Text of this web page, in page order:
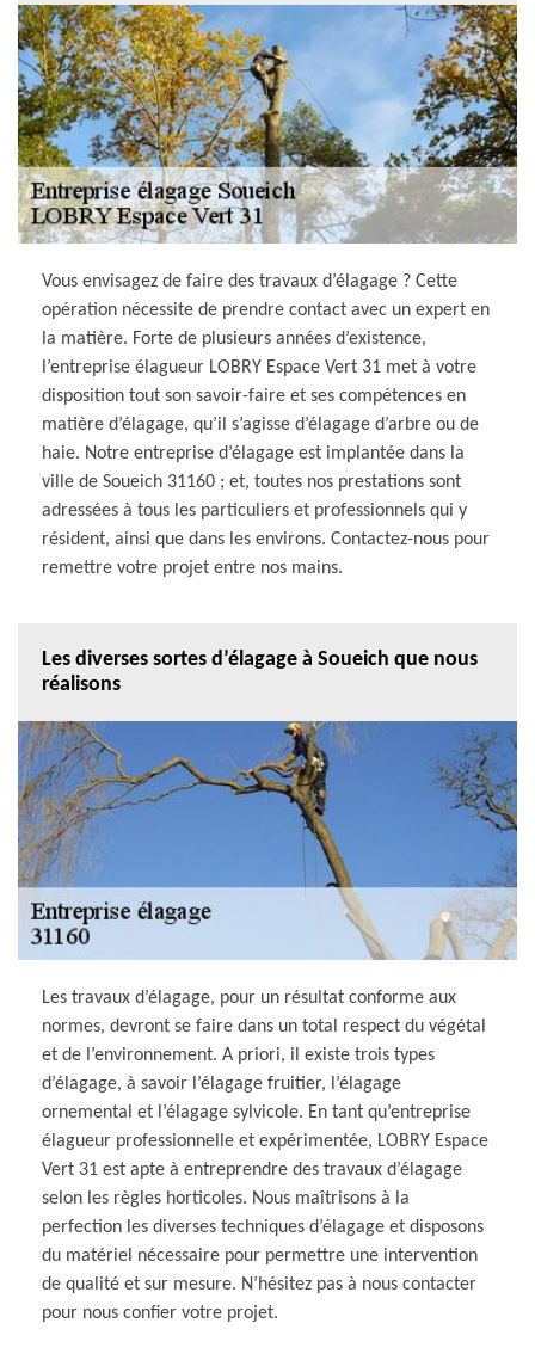
Vous envisagez de faire des travaux d’élagage ? Cette
opération nécessite de prendre contact avec un expert en
la matière. Forte de plusieurs années d’existence,
l’entreprise élagueur LOBRY Espace Vert 31 met à votre
disposition tout son savoir-faire et ses compétences en
matière d’élagage, qu’il s’agisse d’élagage d’arbre ou de
haie. Notre entreprise d’élagage est implantée dans la
ville de Soueich 31160 ; et, toutes nos prestations sont
adressées à tous les particuliers et professionnels qui y
résident, ainsi que dans les environs. Contactez-nous pour
remettre votre projet entre nos mains.
Les diverses sortes d’élagage à Soueich que nous
réalisons
Les travaux d’élagage, pour un résultat conforme aux
normes, devront se faire dans un total respect du végétal
et de l’environnement. A priori, il existe trois types
d’élagage, à savoir l’élagage fruitier, l’élagage
ornemental et l’élagage sylvicole. En tant qu’entreprise
élagueur professionnelle et expérimentée, LOBRY Espace
Vert 31 est apte à entreprendre des travaux d’élagage
selon les règles horticoles. Nous maîtrisons à la
perfection les diverses techniques d’élagage et disposons
du matériel nécessaire pour permettre une intervention
de qualité et sur mesure. N’hésitez pas à nous contacter
pour nous confier votre projet.